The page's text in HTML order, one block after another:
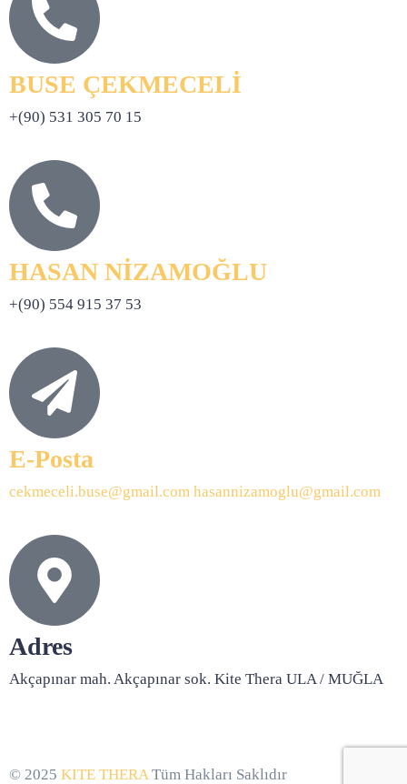
BUSE ÇEKMECELİ
+(90) 531 305 70 15
HASAN NİZAMOĞLU
+(90) 554 915 37 53
E-Posta
cekmeceli.buse@gmail.com hasannizamoglu@gmail.com
Adres
Akçapınar mah. Akçapınar sok. Kite Thera ULA / MUĞLA
© 2025 KITE THERA Tüm Hakları Saklıdır